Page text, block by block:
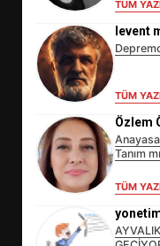
TÜM
levent
TÜM
Özlem
Tanım
TÜM